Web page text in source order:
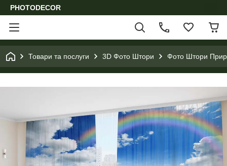
PHOTODECOR
Товари та послуги 3D Фото Штори Фото Штори